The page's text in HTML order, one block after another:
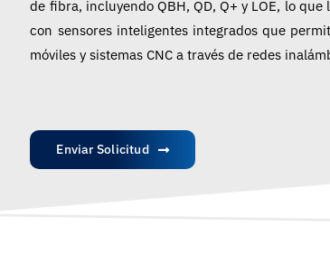
de fibra, incluyendo QBH, QD, Q+ y LOE, lo
con sensores inteligentes integrados que
móviles y sistemas CNC a través de redes
Enviar Solicitud